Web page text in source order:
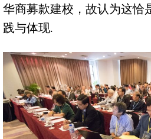
华商募款建校，故认为这恰
践与体现.